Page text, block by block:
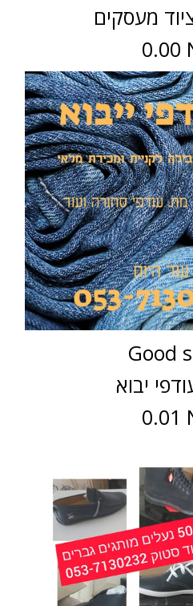
מעסקים
0.00
Good
יבוא
0.01